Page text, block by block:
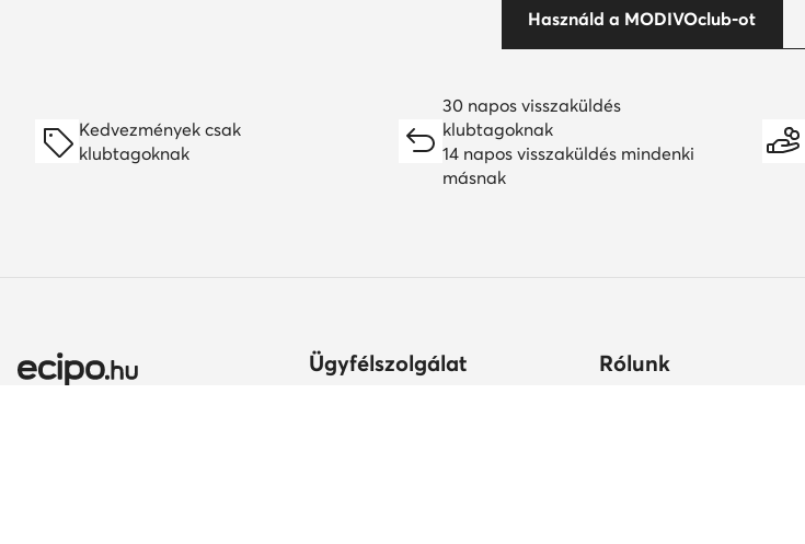
Használd a MODIVOclub-ot
Kedvezmények csak
klubtagoknak
30 napos visszaküldés
klubtagoknak
14 napos visszaküldés mindenki
másnak
Ügyfélszolgálat Rólunk